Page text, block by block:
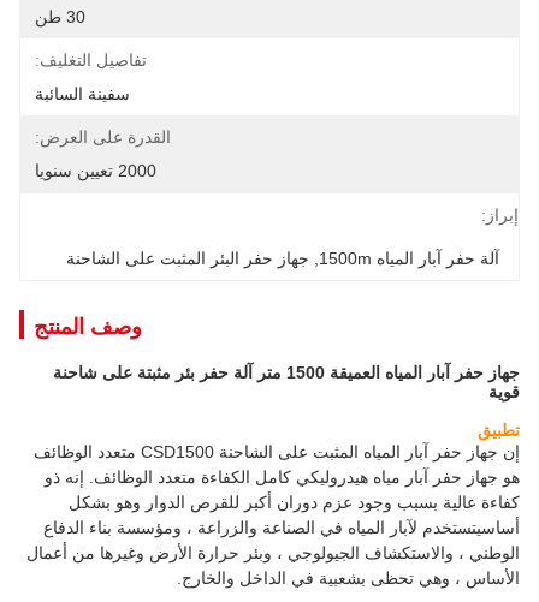
30 طن
تفاصيل التغليف:
سفينة السائبة
القدرة على العرض:
2000 تعيين سنويا
إبراز:
آلة حفر آبار المياه 1500m , جهاز حفر البئر المثبت على الشاحنة
وصف المنتج
جهاز حفر آبار المياه العميقة 1500 متر آلة حفر بئر مثبتة على شاحنة
قوية
تطبيق
إن جهاز حفر آبار المياه المثبت على الشاحنة CSD1500 متعدد الوظائف
هو جهاز حفر آبار مياه هيدروليكي كامل الكفاءة متعدد الوظائف. إنه ذو
كفاءة عالية بسبب وجود عزم دوران أكبر للقرص الدوار وهو بشكل
أساسيتستخدم لآبار المياه في الصناعة والزراعة ، ومؤسسة بناء الدفاع
الوطني ، والاستكشاف الجيولوجي ، وبئر حرارة الأرض وغيرها من أعمال
الأساس ، وهي تحظى بشعبية في الداخل والخارج.